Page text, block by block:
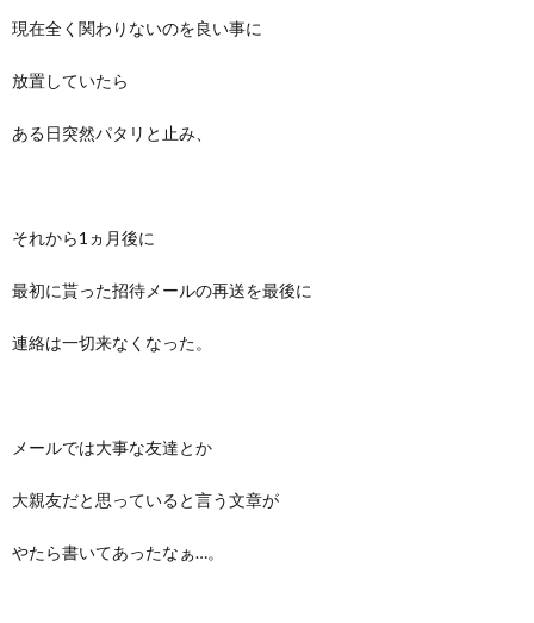
現在全く関わりないのを良い事に
放置していたら
ある日突然パタリと止み、
それから1ヵ月後に
最初に貰った招待メールの再送を最後に
連絡は一切来なくなった。
メールでは大事な友達とか
大親友だと思っていると言う文章が
やたら書いてあったなぁ…。